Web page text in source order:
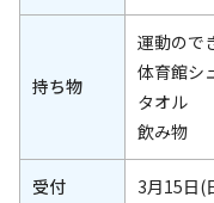
持ち物
運動ので
体育館シ
タオル
飲み物
受付
3月15日